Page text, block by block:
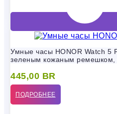
Умные часы HONOR Watch 5
зеленым кожаным ремешком,
445,00 BR
ПОДРОБНЕЕ